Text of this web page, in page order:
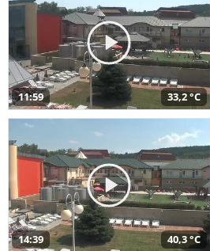
11:59 33,2 °C
14:39 40,3 °C